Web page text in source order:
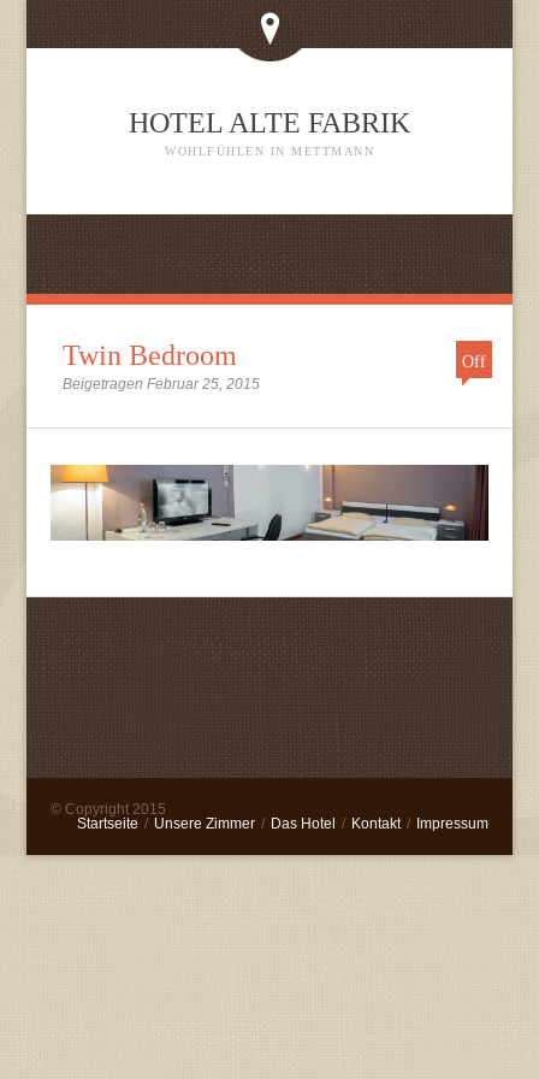
HOTEL ALTE FABRIK
WOHLFÜHLEN IN METTMANN
Twin Bedroom
Beigetragen Februar 25, 2015
Off
© Copyright 2015
Startseite / Unsere Zimmer / Das Hotel / Kontakt / Impressum